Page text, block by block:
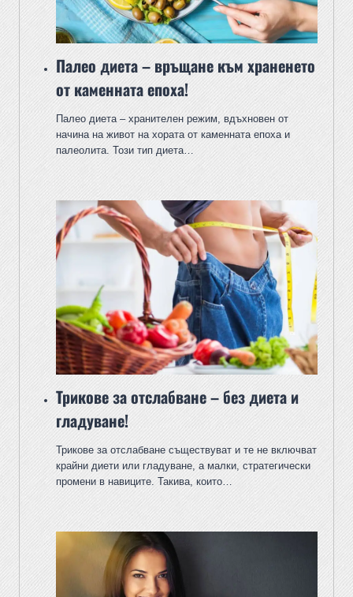
Палео диета – връщане към храненето
от каменната епоха!
Палео диета – хранителен режим, вдъхновен от
начина на живот на хората от каменната епоха и
палеолита. Този тип диета…
Трикове за отслабване – без диета и
гладуване!
Трикове за отслабване съществуват и те не включват
крайни диети или гладуване, а малки, стратегически
промени в навиците. Такива, които…